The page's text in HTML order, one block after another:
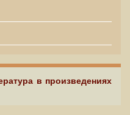
в произведениях